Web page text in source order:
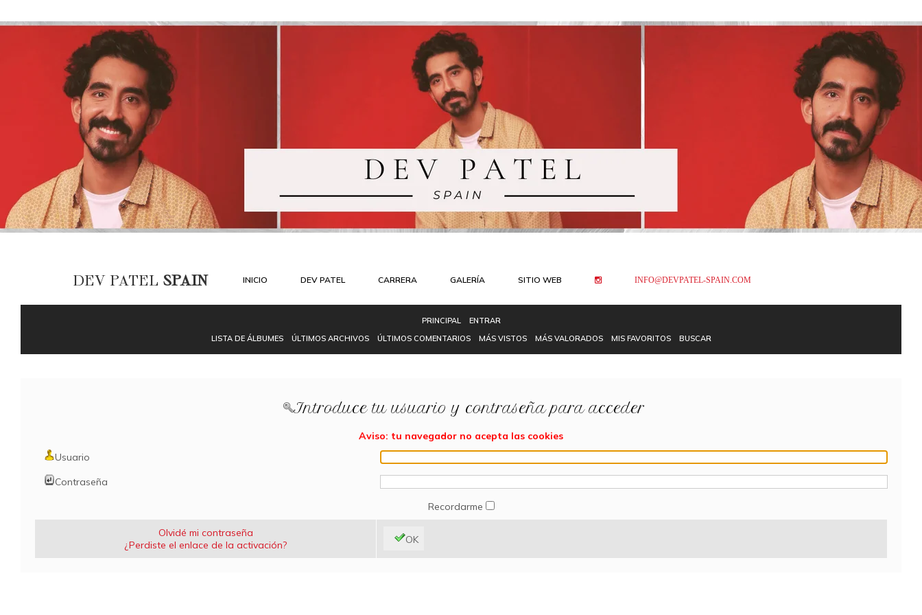
DEV PATEL SPAIN INICIO DEV PATEL CARRERA GALERÍA SITIO WEB INFO@DEVPATEL-SPAIN.COM
PRINCIPAL
ENTRAR
LISTA DE ÁLBUMES
ÚLTIMOS ARCHIVOS ÚLTIMOS COMENTARIOS MÁS VISTOS MÁS VALORADOS MIS FAVORITOS BUSCAR
Introduce tu usuario y contraseña para acceder
Aviso: tu navegador no acepta las cookies
Usuario
Contraseña
Recordarme
Olvidé mi contraseña
¿Perdiste el enlace de la activación?
OK